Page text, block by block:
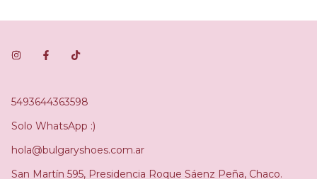
5493644363598
Solo WhatsApp :)
hola@bulgaryshoes.com.ar
San Martín 595, Presidencia Roque Sáenz Peña, Chaco.